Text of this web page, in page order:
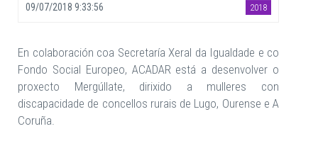
09/07/2018 9:33:56 2018
En colaboración coa Secretaría Xeral da Igualdade e co
Fondo Social Europeo, ACADAR está a desenvolver o
proxecto Mergúllate, dirixido a mulleres con
discapacidade de concellos rurais de Lugo, Ourense e A
Coruña.